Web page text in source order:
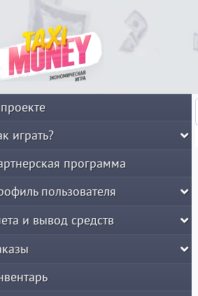
играть?
программа
пользователя
и вывод средств